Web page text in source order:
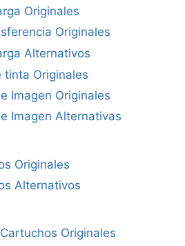
Originales
Originales
Alternativos
tinta Originales
Imagen Originales
Imagen Alternativas
Originales
Alternativos
Originales